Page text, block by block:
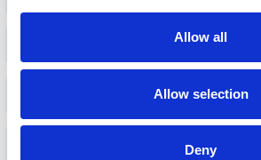
Allow all
Allow selection
Deny
FRANSSONS
GLUTENFRI
KARAMEL